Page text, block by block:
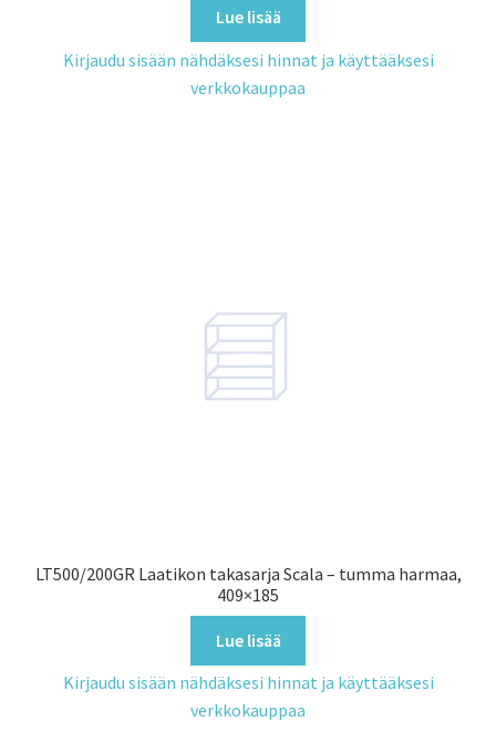
Lue lisää
Kirjaudu sisään nähdäksesi hinnat ja käyttääksesi
verkkokauppaa
LT500/200GR Laatikon takasarja Scala – tumma harmaa,
409×185
Lue lisää
Kirjaudu sisään nähdäksesi hinnat ja käyttääksesi
verkkokauppaa